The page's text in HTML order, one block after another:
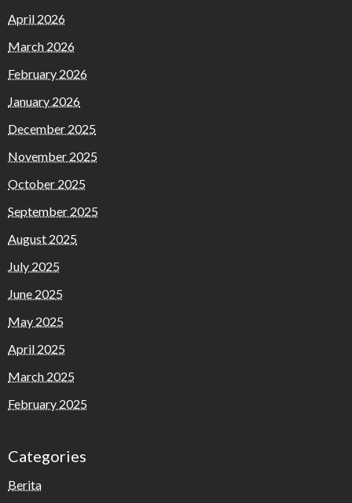
April 2026
March 2026
February 2026
January 2026
December 2025
November 2025
October 2025
September 2025
August 2025
July 2025
June 2025
May 2025
April 2025
March 2025
February 2025
Categories
Berita